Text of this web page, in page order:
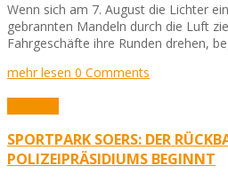
Wenn sich am 7. August die Lichter
gebrannten Mandeln durch die Luft
Fahrgeschäfte ihre Runden drehen,
mehr lesen 0 Comments
SPORTPARK SOERS: DER
POLIZEIPRÄSIDIUMS BEGINNT